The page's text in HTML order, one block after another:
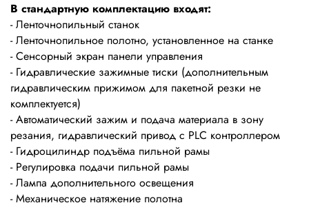
В стандартную комплектацию входят:
- Ленточнопильный станок
- Ленточнопильное полотно, установленное на станке
- Сенсорный экран панели управления
- Гидравлические зажимные тиски (дополнительным
гидравлическим прижимом для пакетной резки не
комплектуется)
- Автоматический зажим и подача материала в зону
резания, гидравлический привод с PLC контроллером
- Гидроцилиндр подъёма пильной рамы
- Регулировка подачи пильной рамы
- Лампа дополнительного освещения
- Механическое натяжение полотна